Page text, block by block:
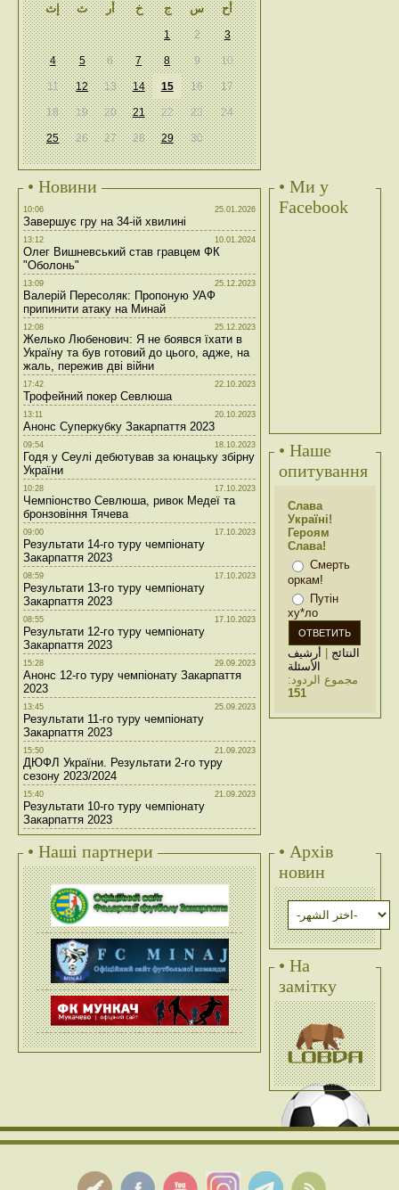
إث
ث أر خ ج س أح
1 2 3
4 5 6 7 8 9 10
11 12 13 14 15 16 17
18 19 20 21 22 23 24
25 26 27 28 29 30
• Новини
10:06 25.01.2026
Завершує гру на 34-ій хвилині
13:12 10.01.2024
Олег Вишневський став гравцем ФК
"Оболонь"
13:09 25.12.2023
Валерій Пересоляк: Пропоную УАФ
припинити атаку на Минай
12:08 25.12.2023
Желько Любенович: Я не боявся їхати в
Україну та був готовий до цього, адже, на
жаль, пережив дві війни
17:42 22.10.2023
Трофейний покер Севлюша
13:11 20.10.2023
Анонс Суперкубку Закарпаття 2023
09:54 18.10.2023
Годя у Сеулі дебютував за юнацьку збірну
України
10:28 17.10.2023
Чемпіонство Севлюша, ривок Медеї та
бронзовіння Тячева
09:00 17.10.2023
Результати 14-го туру чемпіонату
Закарпаття 2023
08:59 17.10.2023
Результати 13-го туру чемпіонату
Закарпаття 2023
08:55 17.10.2023
Результати 12-го туру чемпіонату
Закарпаття 2023
15:28 29.09.2023
Анонс 12-го туру чемпіонату Закарпаття
2023
13:45 25.09.2023
Результати 11-го туру чемпіонату
Закарпаття 2023
15:50 21.09.2023
ДЮФЛ України. Результати 2-го туру
сезону 2023/2024
15:40 21.09.2023
Результати 10-го туру чемпіонату
Закарпаття 2023
• Ми у
Facebook
• Наше
опитування
Слава
Україні!
Героям
Слава!
Смерть
оркам!
Путін
ху*ло
النتائج | أرشيف
الأسئلة
مجموع الردود:
151
• Наші партнери
• Архів
новин
• На
замітку